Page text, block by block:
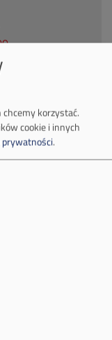
chcemy korzystać.
cookie i innych
prywatności.